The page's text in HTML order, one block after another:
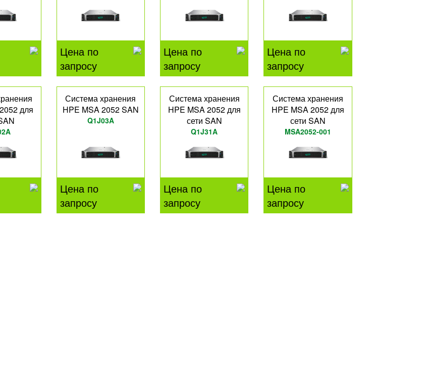
Цена по
запросу
Цена по
запросу
Цена по
запросу
для
Система хранения
HPE MSA 2052 SAN
Q1J03A
Цена по
запросу
Система хранения
HPE MSA 2052 для
сети SAN
Q1J31A
Цена по
запросу
Система хранения
HPE MSA 2052 для
сети SAN
MSA2052-001
Цена по
запросу